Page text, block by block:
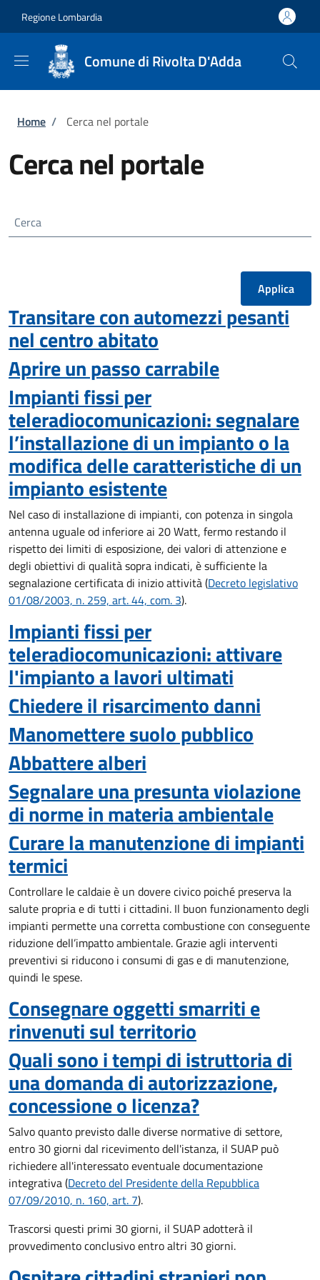
Regione Lombardia
Comune di Rivolta D'Adda
Briciole di pane
Home / Cerca nel portale
Cerca nel portale
Cerca
Transitare con automezzi pesanti
nel centro abitato
Aprire un passo carrabile
Impianti fissi per
teleradiocomunicazioni: segnalare
l’installazione di un impianto o la
modifica delle caratteristiche di un
impianto esistente
Nel caso di installazione di impianti, con potenza in singola
antenna uguale od inferiore ai 20 Watt, fermo restando il
rispetto dei limiti di esposizione, dei valori di attenzione e
degli obiettivi di qualità sopra indicati, è sufficiente la
segnalazione certificata di inizio attività(Decreto legislativo
01/08/2003, n. 259, art. 44, com. 3).
Impianti fissi per
teleradiocomunicazioni: attivare
l'impianto a lavori ultimati
Chiedere il risarcimento danni
Manomettere suolo pubblico
Abbattere alberi
Segnalare una presunta violazione
di norme in materia ambientale
Curare la manutenzione di impianti
termici
Controllare le caldaie è un dovere civico poiché preserva la
salute propria e di tutti i cittadini. Il buon funzionamento degli
impianti permette una corretta combustione con conseguente
riduzione dell’impatto ambientale. Grazie agli interventi
preventivi si riducono i consumi di gas e di manutenzione,
quindi le spese.
Consegnare oggetti smarriti e
rinvenuti sul territorio
Quali sono i tempi di istruttoria di
una domanda di autorizzazione,
concessione o licenza?
Salvo quanto previsto dalle diverse normative di settore,
entro 30 giorni dal ricevimento dell'istanza, il SUAP può
richiedere all'interessato eventuale documentazione
integrativa (Decreto del Presidente della Repubblica
07/09/2010, n. 160, art. 7).
Trascorsi questi primi 30 giorni, il SUAP adotterà il
provvedimento conclusivo entro altri 30 giorni.